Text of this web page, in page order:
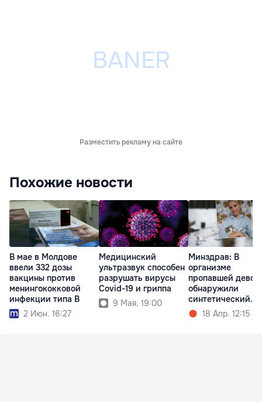
Разместить рекламу на сайте
Похожие новости
В мае в Молдове
ввели 332 дозы
вакцины против
менингококковой
инфекции типа B
2 Июн. 16:27
Медицинский
ультразвук способен
разрушать вирусы
Covid-19 и гриппа
9 Мая. 19:00
Минздрав: В
организме
пропавшей
обнаружили
синтетический
опиоид18 Апр. 12:15